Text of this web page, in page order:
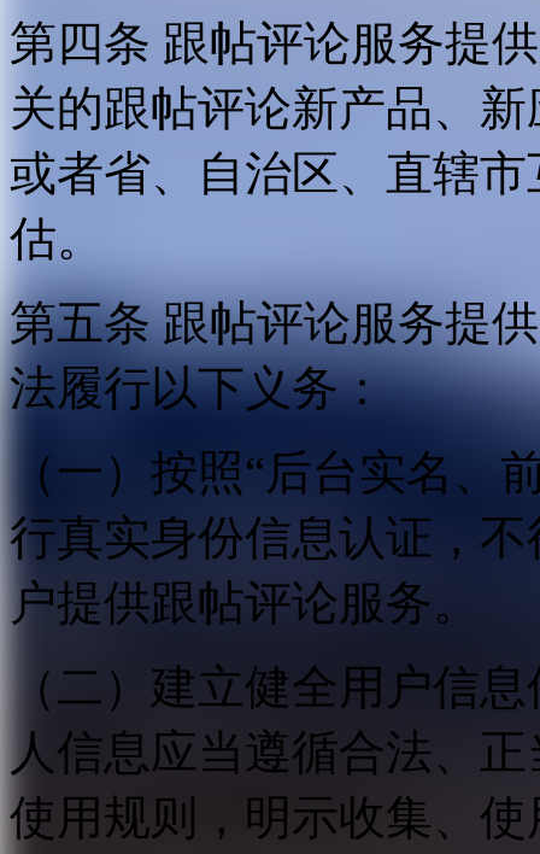
第四条 跟帖评论服务提
关的跟帖评论新产品、
或者省、自治区、直辖
估。
第五条 跟帖评论服务提
法履行以下义务：
（一）按照“后台实名、
行真实身份信息认证，
户提供跟帖评论服务。
（二）建立健全用户信
人信息应当遵循合法、
使用规则，明示收集、